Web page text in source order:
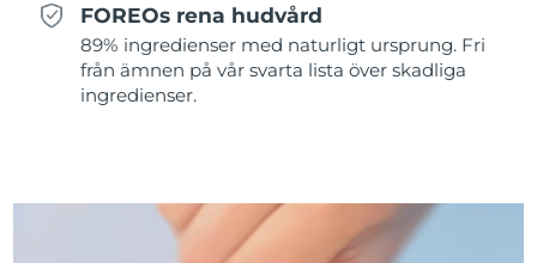
FOREOs rena hudvård
89% ingredienser med naturligt ursprung. Fri
från ämnen på vår svarta lista över skadliga
ingredienser.
Qatar
Réunion
Förväntad leverans 16/08/2026